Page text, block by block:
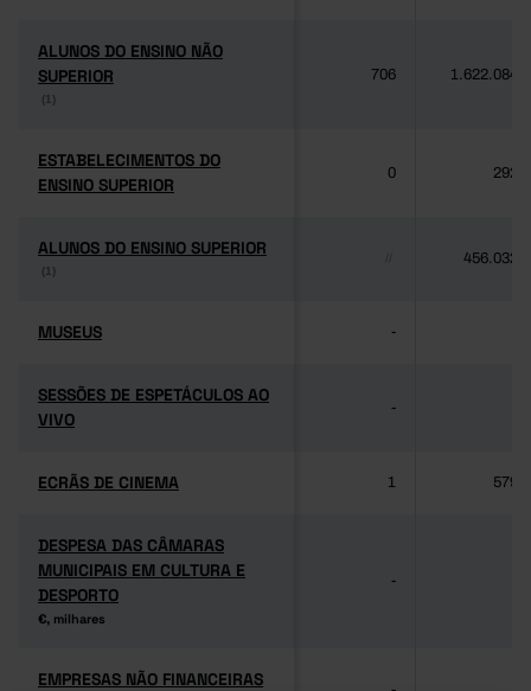
ALUNOS DO ENSINO NÃO
SUPERIOR
(1)
ALUNOS DO ENSINO NÃO
SUPERIOR
(1)
706 1.622.084
ESTABELECIMENTOS DO
ENSINO SUPERIOR
ESTABELECIMENTOS DO
ENSINO SUPERIOR
0 292
ALUNOS DO ENSINO SUPERIOR
(1)
ALUNOS DO ENSINO SUPERIOR
(1)
456.032
MUSEUS
MUSEUS -
SESSÕES DE ESPETÁCULOS AO
VIVO
SESSÕES DE ESPETÁCULOS AO
VIVO
-
ECRÃS DE CINEMA
ECRÃS DE CINEMA 1 579
DESPESA DAS CÂMARAS
MUNICIPAIS EM CULTURA E
DESPORTO
€, milhares
DESPESA DAS CÂMARAS
MUNICIPAIS EM CULTURA E
DESPORTO
€, milhares
-
EMPRESAS NÃO FINANCEIRAS
EMPRESAS NÃO FINANCEIRAS